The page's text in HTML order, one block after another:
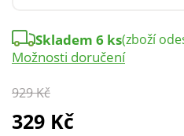
929 Kč
329 Kč
Skladem 6 ks(zboží
Možnosti doručení